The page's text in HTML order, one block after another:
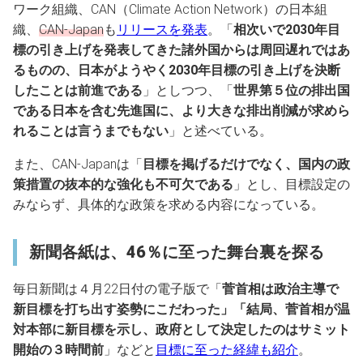
ワーク組織、CAN（Climate Action Network）の日本組
織、 CAN-Japanも リリースを発表。「相次いで2030年目
標の引き上げを発表してきた諸外国からは周回遅れではあ
るものの、日本がようやく2030年目標の引き上げを決断
したことは前進である 」としつつ、「世界第５位の排出国
である日本を含む先進国に、より大きな排出削減が求めら
れることは言うまでもない 」と述べている。
また、CAN-Japanは「目標を掲げるだけでなく、国内の政
策措置の抜本的な強化も不可欠である 」とし、目標設定の
みならず、具体的な政策を求める内容になっている。
新聞各紙は、46％に至った舞台裏を探る
毎日新聞は４月22日付の電子版で「菅首相は政治主導で
新目標を打ち出す姿勢にこだわった」「結局、菅首相が温
対本部に新目標を示し、政府として決定したのはサミット
開始の３時間前 」などと 目標に至った経緯も紹介。